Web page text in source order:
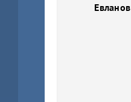
Евланов